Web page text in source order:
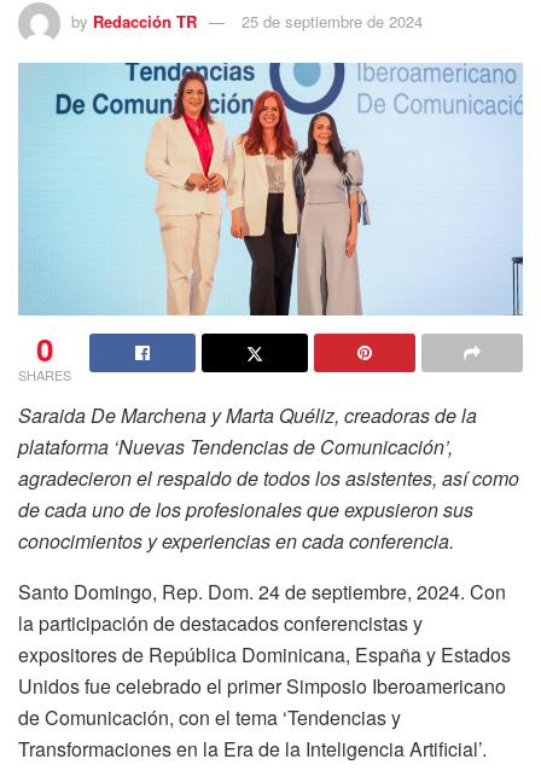
by Redacción TR 25 de septiembre de 2024
0
SHARES
Saraida De Marchena y Marta Quéliz, creadoras de la
plataforma ‘Nuevas Tendencias de Comunicación’,
agradecieron el respaldo de todos los asistentes, así como
de cada uno de los profesionales que expusieron sus
conocimientos y experiencias en cada conferencia.
Santo Domingo, Rep. Dom. 24 de septiembre, 2024. Con
la participación de destacados conferencistas y
expositores de República Dominicana, España y Estados
Unidos fue celebrado el primer Simposio Iberoamericano
de Comunicación, con el tema ‘Tendencias y
Transformaciones en la Era de la Inteligencia Artificial’.